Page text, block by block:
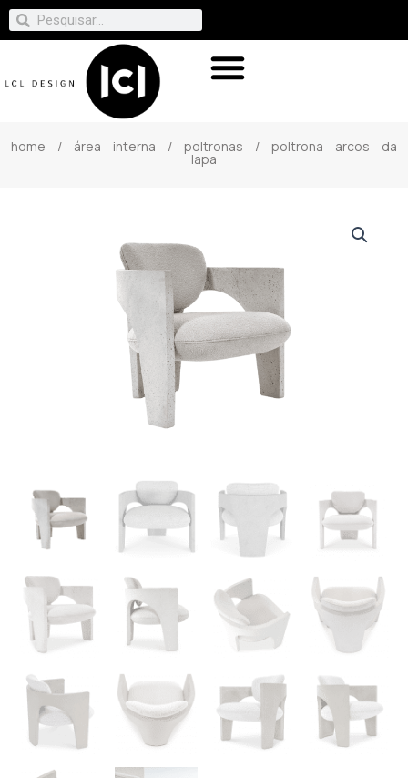
home / área interna / poltronas / poltrona arcos da
lapa